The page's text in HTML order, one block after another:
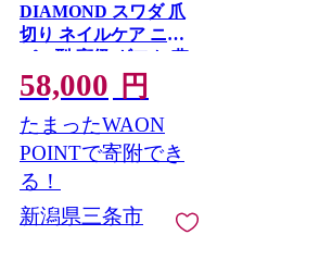
DIAMOND スワダ 爪
切り ネイルケア ニッ
パー型 高級 ギフト 燕
三条製 諏訪田製作所
【058S007】
58,000 円
たまったWAON
POINTで寄附でき
る！
新潟県三条市